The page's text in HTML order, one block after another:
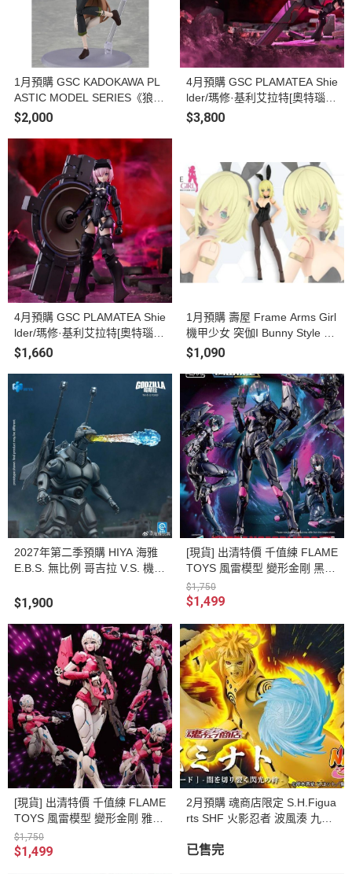
1月預購 GSC KADOKAWA PL
ASTIC MODEL SERIES《狼與
辛香料 MERCHANT MEETS T
$2,000
4月預購 GSC PLAMATEA Shie
lder/瑪修·基利艾拉特[奧特瑙
斯] Black Barrel Edition 組裝模
$3,800
4月預購 GSC PLAMATEA Shie
lder/瑪修·基利艾拉特[奧特瑙
斯] 組裝模型
$1,660
1月預購 壽屋 Frame Arms Girl
機甲少女 突伽I Bunny Style 組
裝模型
$1,090
2027年第二季預購 HIYA 海雅
E.B.S. 無比例 哥吉拉 V.S. 機械
可動完成品
$1,900
[現貨] 出清特價 千值練 FLAME
TOYS 風雷模型 變形金剛 黑雅
希 黑阿爾茜 組裝模型
$1,750
$1,499
[現貨] 出清特價 千值練 FLAME
TOYS 風雷模型 變形金剛 雅希
$1,750
$1,499
2月預購 魂商店限定 S.H.Figua
rts SHF 火影忍者 波風湊 九喇
絆 可動完成品
已售完